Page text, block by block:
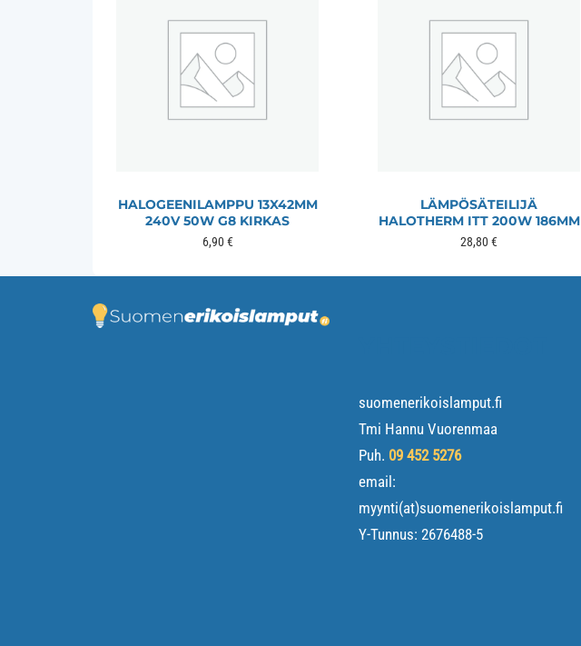
HALOGEENILAMPPU 13X42MM
240V 50W G8 KIRKAS
6,90€
LÄMPÖSÄTEILIJÄ
HALOTHERM ITT 200W 186MM
28,80€
suomenerikoislamput.fi
Tmi Hannu Vuorenmaa
Puh. 09 452 5276
email:
myynti(at)suomenerikoislamput.fi
Y-Tunnus: 2676488-5